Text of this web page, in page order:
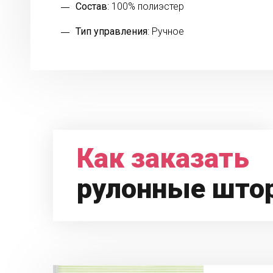
Состав: 100% полиэстер
Тип управления: Ручное
Как заказать
рулонные